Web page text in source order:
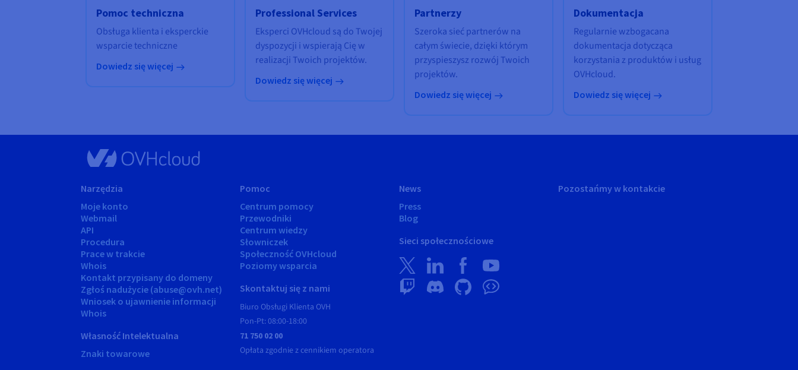
Pomoc techniczna
Obsługa klienta i eksperckie
wsparcie techniczne
Dowiedz się więcej
Professional Services
Eksperci OVHcloud są do Twojej
dyspozycji i wspierają Cię w
realizacji Twoich projektów.
Dowiedz się więcej
Partnerzy
Szeroka sieć partnerów na
całym świecie, dzięki którym
przyspieszysz rozwój Twoich
projektów.
Dowiedz się więcej
Dokumentacja
Regularnie wzbogacana
dokumentacja dotycząca
korzystania z produktów i usług
OVHcloud.
Dowiedz się więcej
Narzędzia
Moje konto
Webmail
API
Procedura
Prace w trakcie
Whois
Kontakt przypisany do domeny
Zgłoś nadużycie (abuse@ovh.net)
Wniosek o ujawnienie informacji
Whois
Własność Intelektualna
Znaki towarowe
Pomoc
Centrum pomocy
Przewodniki
Centrum wiedzy
Słowniczek
Społeczność OVHcloud
Poziomy wsparcia
Skontaktuj się z nami
Biuro Obsługi Klienta OVH
Pon-Pt: 08:00-18:00
71 750 02 00
Opłata zgodnie z cennikiem operatora
News
Press
Blog
Sieci społecznościowe
Pozostańmy w kontakcie